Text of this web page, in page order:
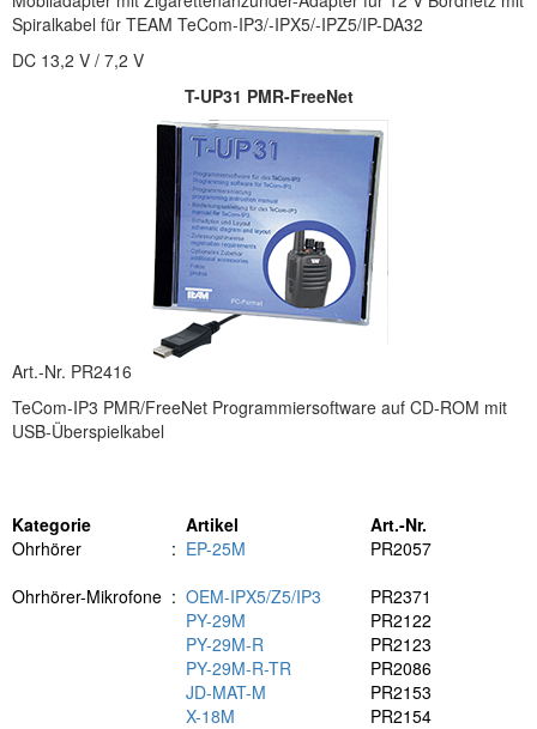
Spiralkabel für TEAM TeCom-IP3/-IPX5/-IPZ5/IP-DA32
DC 13,2 V / 7,2 V
T-UP31 PMR-FreeNet
Art.-Nr. PR2416
TeCom-IP3 PMR/FreeNet Programmiersoftware auf CD-ROM mit
USB-Überspielkabel
Kategorie Artikel
Art.-Nr.
Ohrhörer
: EP-25M
PR2057
Ohrhörer-Mikrofone : OEM-IPX5/Z5/IP3
PR2371
PY-29M
PR2122
PY-29M-R
PR2123
PY-29M-R-TR
PR2086
JD-MAT-M
PR2153
X-18M
PR2154